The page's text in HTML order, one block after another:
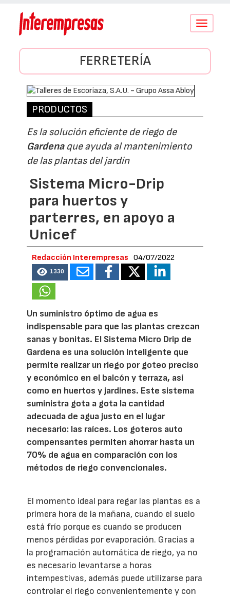
Conmutar
FERRETERÍA
PRODUCTOS
Es la solución eficiente de riego de
Gardenaque ayuda al mantenimiento
de las plantas del jardín
Sistema Micro-Drip
para huertos y
parterres, en apoyo a
Unicef
Redacción Interempresas 04/07/2022
1330
Un suministro óptimo de agua es
indispensable para que las plantas crezcan
sanas y bonitas. El Sistema Micro Drip de
Gardena es una solución inteligente que
permite realizar un riego por goteo preciso
y económico en el balcón y terraza, así
como en huertos y jardines. Este sistema
suministra gota a gota la cantidad
adecuada de agua justo en el lugar
necesario: las raíces. Los goteros auto
compensantes permiten ahorrar hasta un
70% de agua en comparación con los
métodos de riego convencionales.
El momento ideal para regar las plantas es a
primera hora de la mañana, cuando el suelo
está frío porque es cuando se producen
menos pérdidas por evaporación. Gracias a
la programación automática de riego, ya no
es necesario levantarse a horas
intempestivas, además puede utilizarse para
controlar el riego convenientemente y con